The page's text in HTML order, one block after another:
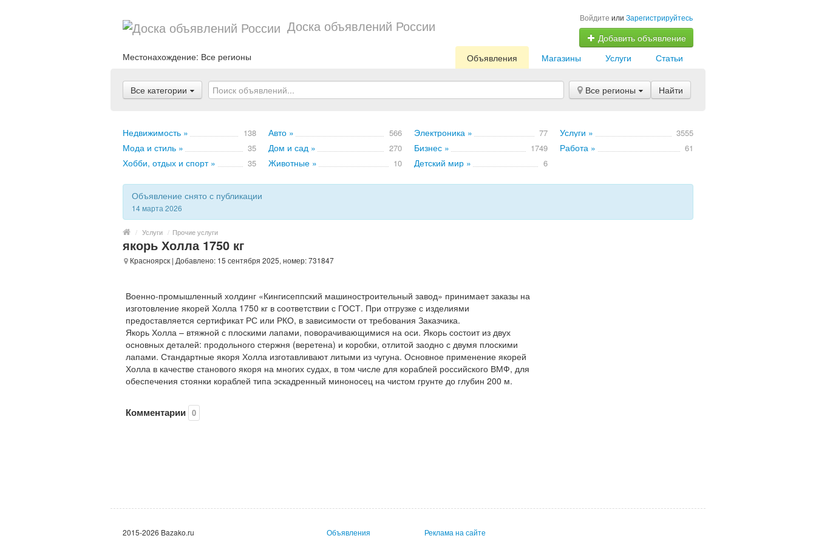
Доска объявлений России Войдите или Зарегистрируйтесь
Добавить объявление
Местонахождение: Все регионы Статьи
Услуги
Магазины
Объявления
Все категории Все регионы Найти
Недвижимость » 138 Авто » 566 Электроника » 77 Услуги » 3555
Мода и стиль » 35 Дом и сад » 270 Бизнес » 1749 Работа » 61
Хобби, отдых и спорт » 35 Животные » 10 Детский мир » 6
Объявление снято с публикации
14 марта 2026
/ Услуги / Прочие услуги
якорь Холла 1750 кг
Красноярск | Добавлено: 15 сентября 2025, номер: 731847
Военно-промышленный холдинг «Кингисеппский машиностроительный завод» принимает заказы на
изготовление якорей Холла 1750 кг в соответствии с ГОСТ. При отгрузке с изделиями
предоставляется сертификат РС или РКО, в зависимости от требования Заказчика.
Якорь Холла – втяжной с плоскими лапами, поворачивающимися на оси. Якорь состоит из двух
основных деталей: продольного стержня (веретена) и коробки, отлитой заодно с двумя плоскими
лапами. Стандартные якоря Холла изготавливают литыми из чугуна. Основное применение якорей
Холла в качестве станового якоря на многих судах, в том числе для кораблей российского ВМФ, для
обеспечения стоянки кораблей типа эскадренный миноносец на чистом грунте до глубин 200 м.
Комментарии 0
2015-2026 Bazako.ru Объявления Реклама на сайте